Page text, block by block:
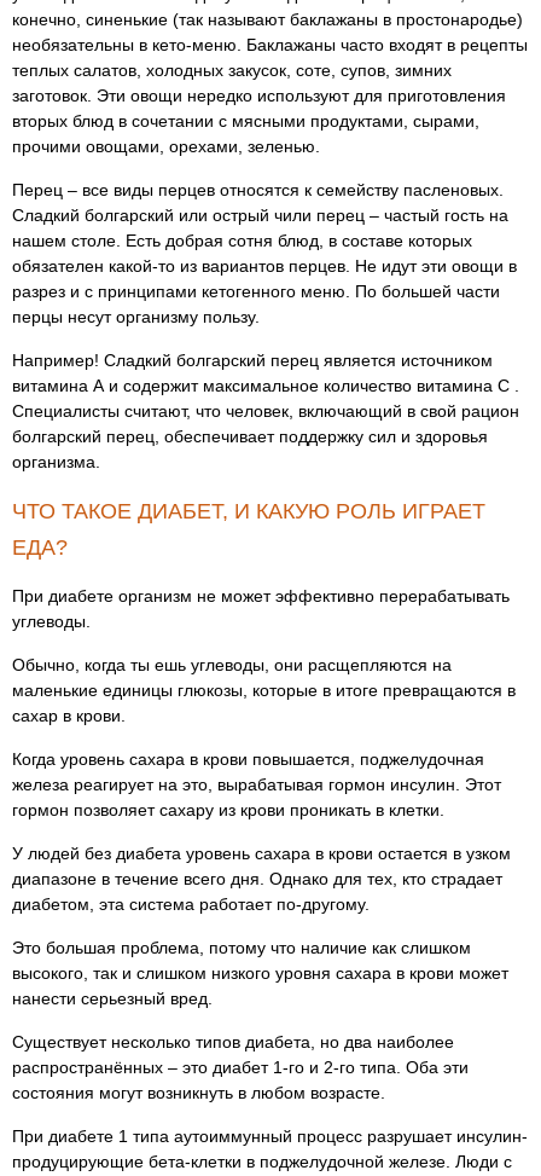
конечно, синенькие (так называют баклажаны в простонародье)
необязательны в кето-меню. Баклажаны часто входят в рецепты
теплых салатов, холодных закусок, соте, супов, зимних
заготовок. Эти овощи нередко используют для приготовления
вторых блюд в сочетании с мясными продуктами, сырами,
прочими овощами, орехами, зеленью.
Перец – все виды перцев относятся к семейству пасленовых.
Сладкий болгарский или острый чили перец – частый гость на
нашем столе. Есть добрая сотня блюд, в составе которых
обязателен какой-то из вариантов перцев. Не идут эти овощи в
разрез и с принципами кетогенного меню. По большей части
перцы несут организму пользу.
Например! Сладкий болгарский перец является источником
витамина А и содержит максимальное количество витамина С .
Специалисты считают, что человек, включающий в свой рацион
болгарский перец, обеспечивает поддержку сил и здоровья
организма.
ЧТО ТАКОЕ ДИАБЕТ, И КАКУЮ РОЛЬ ИГРАЕТ
ЕДА?
При диабете организм не может эффективно перерабатывать
углеводы.
Обычно, когда ты ешь углеводы, они расщепляются на
маленькие единицы глюкозы, которые в итоге превращаются в
сахар в крови.
Когда уровень сахара в крови повышается, поджелудочная
железа реагирует на это, вырабатывая гормон инсулин. Этот
гормон позволяет сахару из крови проникать в клетки.
У людей без диабета уровень сахара в крови остается в узком
диапазоне в течение всего дня. Однако для тех, кто страдает
диабетом, эта система работает по-другому.
Это большая проблема, потому что наличие как слишком
высокого, так и слишком низкого уровня сахара в крови может
нанести серьезный вред.
Существует несколько типов диабета, но два наиболее
распространённых – это диабет 1-го и 2-го типа. Оба эти
состояния могут возникнуть в любом возрасте.
При диабете 1 типа аутоиммунный процесс разрушает инсулин-
продуцирующие бета-клетки в поджелудочной железе. Люди с